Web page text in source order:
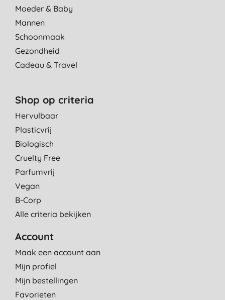
Moeder & Baby
Mannen
Schoonmaak
Gezondheid
Cadeau & Travel
Shop op criteria
Hervulbaar
Plasticvrij
Biologisch
Cruelty Free
Parfumvrij
Vegan
B-Corp
Alle criteria bekijken
Account
Maak een account aan
Mijn profiel
Mijn bestellingen
Favorieten